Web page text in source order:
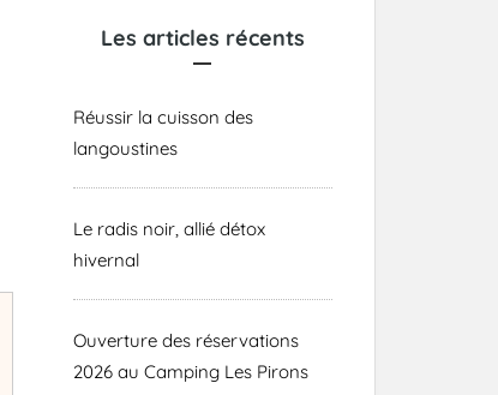
Les articles récents
Réussir la cuisson des
langoustines
Le radis noir, allié détox
hivernal
Ouverture des réservations
2026 au Camping Les Pirons